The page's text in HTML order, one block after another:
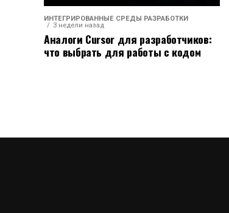
ИНТЕГРИРОВАННЫЕ СРЕДЫ РАЗРАБОТКИ
3 недели назад
Аналоги Cursor для разработчиков:
что выбрать для работы с кодом